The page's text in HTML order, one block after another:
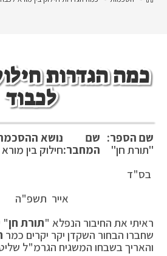
כמה הגדרות
לכבוד
שם הספר:
"תורת חן"
שם
המחבר:
נושא
חילוק בין
בס"ד
אייר תשפ"ה
ראיתי את החיבור הנפלא "תורת חן"
שחברו הבחור השקדן יקר יקרים כמר
והאריך בשבחו המשגיח הגרמ"ל